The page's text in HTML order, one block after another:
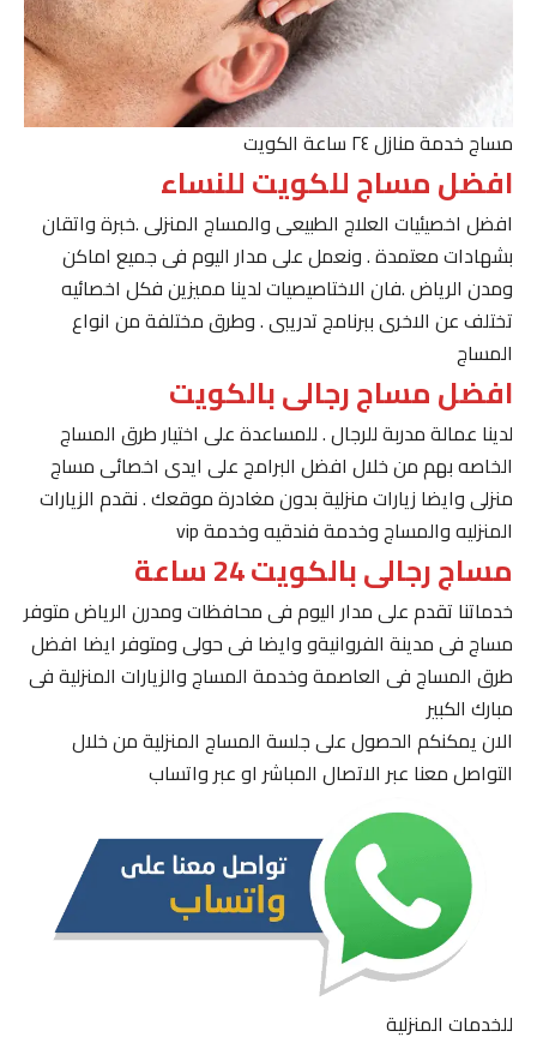
مساج خدمة منازل ٢٤ ساعة الكويت
افضل مساج للكويت للنساء
افضل اخصيئيات العلاج الطبيعى والمساج المنزلى .خبرة واتقان
بشهادات معتمدة . ونعمل على مدار اليوم فى جميع اماكن
ومدن الرياض .فان الاختاصيصيات لدينا مميزين فكل اخصائيه
تختلف عن الاخرى ببرنامج تدريبى . وطرق مختلفة من انواع
المساج
افضل مساج رجالى بالكويت
لدينا عمالة مدربة للرجال . للمساعدة على اختيار طرق المساج
الخاصه بهم من خلال افضل البرامج على ايدى اخصائى مساج
منزلى وايضا زيارات منزلية بدون مغادرة موقعك . نقدم الزيارات
المنزليه والمساج وخدمة فندقيه وخدمة vip
مساج رجالى بالكويت 24 ساعة
خدماتنا تقدم على مدار اليوم فى محافظات ومدرن الرياض متوفر
مساج فى مدينة الفروانيةو وايضا فى حولى ومتوفر ايضا افضل
طرق المساج فى العاصمة وخدمة المساج والزيارات المنزلية فى
مبارك الكبير
الان يمكنكم الحصول على جلسة المساج المنزلية من خلال
التواصل معنا عبر الاتصال المباشر او عبر واتساب
للخدمات المنزلية